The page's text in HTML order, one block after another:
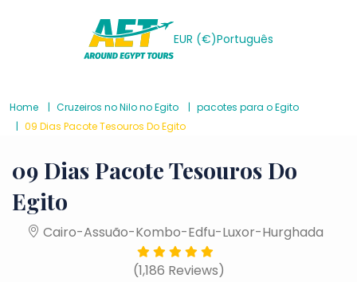
EUR (€)Português
Home Cruzeiros no Nilo no Egito
pacotes para o Egito
09 Dias Pacote Tesouros Do Egito
09 Dias Pacote Tesouros Do
Egito
Cairo-Assuão-Kombo-Edfu-Luxor-Hurghada
(1,186 Reviews)